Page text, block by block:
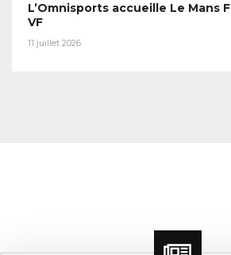
L’Omnisports accueille Le Mans
VF
11 juillet 2026